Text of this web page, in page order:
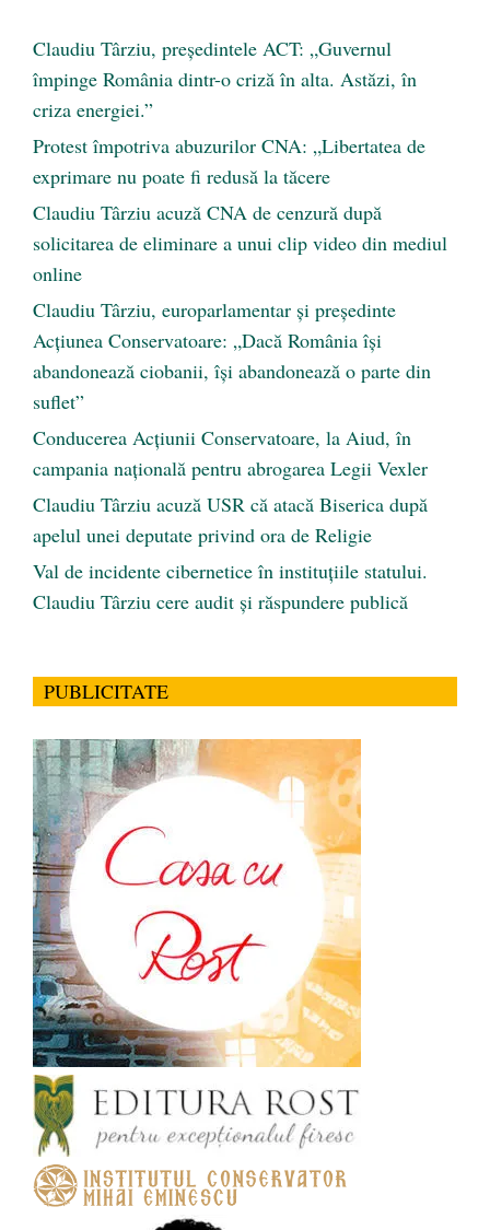
Claudiu Târziu, președintele ACT: „Guvernul
împinge România dintr-o criză în alta. Astăzi, în
criza energiei.”
Protest împotriva abuzurilor CNA: „Libertatea de
exprimare nu poate fi redusă la tăcere
Claudiu Târziu acuză CNA de cenzură după
solicitarea de eliminare a unui clip video din mediul
online
Claudiu Târziu, europarlamentar și președinte
Acțiunea Conservatoare: „Dacă România își
abandonează ciobanii, își abandonează o parte din
suflet”
Conducerea Acțiunii Conservatoare, la Aiud, în
campania națională pentru abrogarea Legii Vexler
Claudiu Târziu acuză USR că atacă Biserica după
apelul unei deputate privind ora de Religie
Val de incidente cibernetice în instituțiile statului.
Claudiu Târziu cere audit și răspundere publică
PUBLICITATE